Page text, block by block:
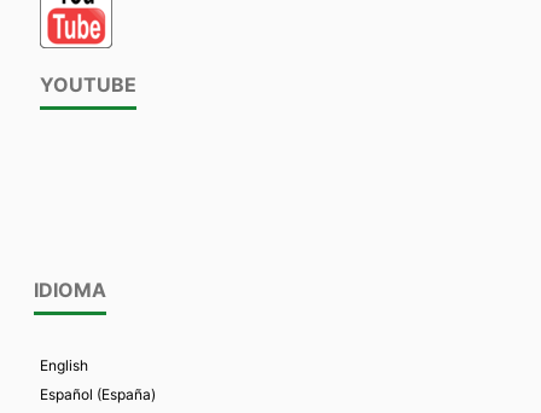
YOUTUBE
IDIOMA
English
Español (España)